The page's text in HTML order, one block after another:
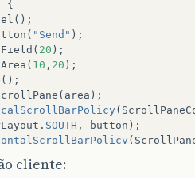
{
();
( "Send" );
( 20 );
( 10 , 20 );
();
( area );
(
. SOUTH , button );
(
.CENTER
cliente: